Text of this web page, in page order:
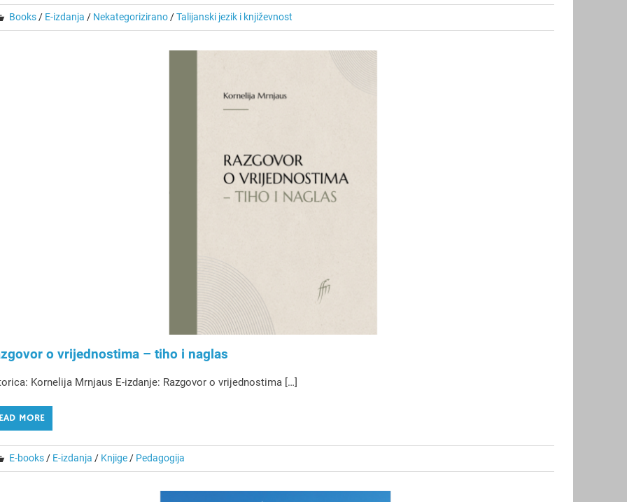
Books/ E-izdanja / Nekategorizirano/Talijanski jezik i književnost
o vrijednostima – tiho i naglas
Kornelija Mrnjaus E-izdanje: Razgovor o vrijednostima […]
MORE
E-books / E-izdanja / Knjige / Pedagogija